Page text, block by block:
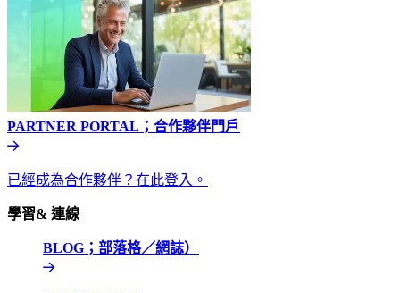
PARTNER PORTAL；合作夥伴門戶​​
已經成為合作夥伴？在此登入。​​
學習& 連線​​
BLOG；部落格／網誌）​​